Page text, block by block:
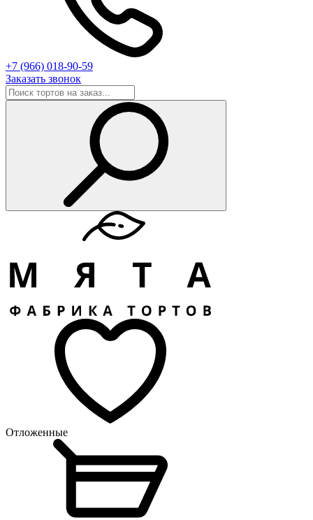
+7 (966) 018-90-59
Заказать звонок
Отложенные